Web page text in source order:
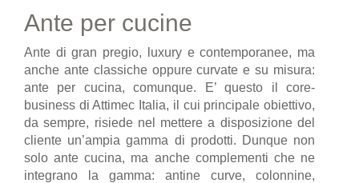
Ante per cucine
Ante di gran pregio, luxury e contemporanee, ma
anche ante classiche oppure curvate e su misura:
ante per cucina, comunque. E’ questo il core-
business di Attimec Italia, il cui principale obiettivo,
da sempre, risiede nel mettere a disposizione del
cliente un’ampia gamma di prodotti. Dunque non
solo ante cucina, ma anche complementi che ne
integrano la gamma: antine curve, colonnine,